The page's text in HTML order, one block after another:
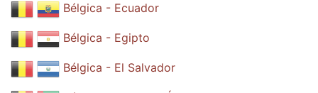
Bélgica - Ecuador
Bélgica - Egipto
Bélgica - El Salvador